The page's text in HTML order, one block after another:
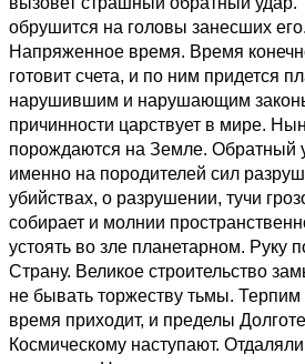
обрушится на головы занесших
Напряженное время. Время
готовит счета, и по ним придется
нарушившим и нарушающим
причинности царствует в мире.
порождаются на Земле. Обратный
именно на породителей сил
убийствах, о разрушении, тучи
собирает и молнии
устоять во зле планетарном.
Страну. Великое строительство
не бывать торжеству тьмы.
время приходит, и пределы
Космическому наступают.